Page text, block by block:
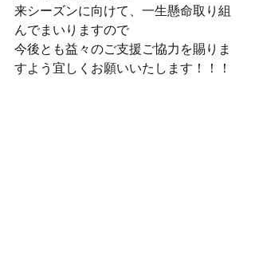
来シーズンに向けて、一生懸命取り組
んでまいりますので
今後とも益々のご支援ご協力を賜りま
すよう宜しくお願いいたします！！！